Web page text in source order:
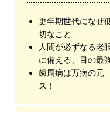
更年期世代になぜ
切なこと
人間が必ずなる老
に備える、目の最
歯周病は万病の元
ス！